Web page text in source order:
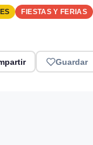
FIESTAS Y FERIAS
Guardar